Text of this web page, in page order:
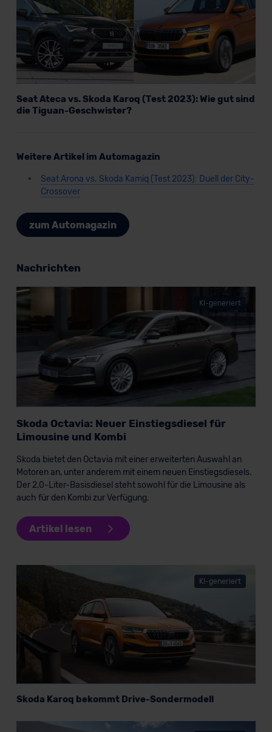
DSGVO) oder wenn Sie hierzu Ihre Einwilligung freiwillig
erteilen. Nähere Informationen zu den bestehenden
Datenschutzklauseln können Sie über den Kontakt zu
unserem Datenschutzbeauftragten unter
datenschutz@meinauto.de anfordern.
Impressum
Seat Ateca vs. Skoda Karoq (Test 2023): Wie gut sind
die Tiguan-Geschwister?
Weitere Artikel im Automagazin
Seat Arona vs. Skoda Kamiq (Test 2023): Duell der City-
Crossover
zum Automagazin
Nachrichten
KI-generiert
Skoda Octavia: Neuer Einstiegsdiesel für
Limousine und Kombi
Skoda bietet den Octavia mit einer erweiterten Auswahl an
Motoren an, unter anderem mit einem neuen Einstiegsdiesels.
Der 2,0-Liter-Basisdiesel steht sowohl für die Limousine als
auch für den Kombi zur Verfügung.
Artikel lesen
KI-generiert
Skoda Karoq bekommt Drive-Sondermodell